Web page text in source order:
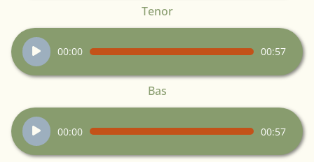
Tenor
Audiospeler
00:00 00:57
Bas
Audiospeler
00:00 00:57